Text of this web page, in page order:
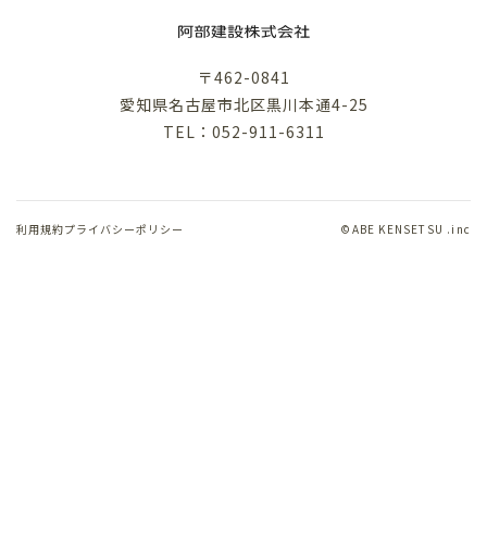
〒462-0841
愛知県名古屋市北区黒川本通4-25
TEL：052-911-6311
利用規約プライバシーポリシー ©︎ABE KENSETSU .inc